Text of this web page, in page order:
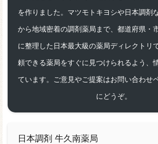
を作りました。マツモトキヨシや日本調剤
から地域密着の調剤薬局まで、都道府県・
に整理した日本最大級の薬局ディレクトリ
頼できる薬局をすぐに見つけられるよう、
ています。ご意見やご提案はお問い合わせ
にどうぞ。
日本調剤 牛久南薬局